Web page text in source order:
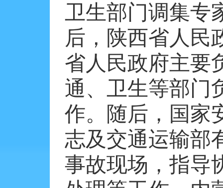
卫生部门调集专
后，陕西省人民
省人民政府主要
通、卫生等部门
作。随后，国家
志及交通运输部
事故现场，指导